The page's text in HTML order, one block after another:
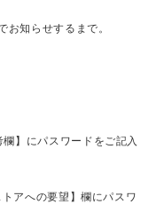
お知らせするまで。
】にパスワードをご記入
アへの要望】欄にパスワ